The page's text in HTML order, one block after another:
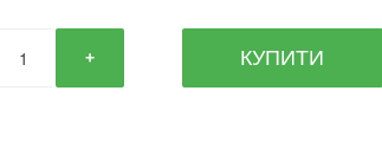
+ КУПИТИ